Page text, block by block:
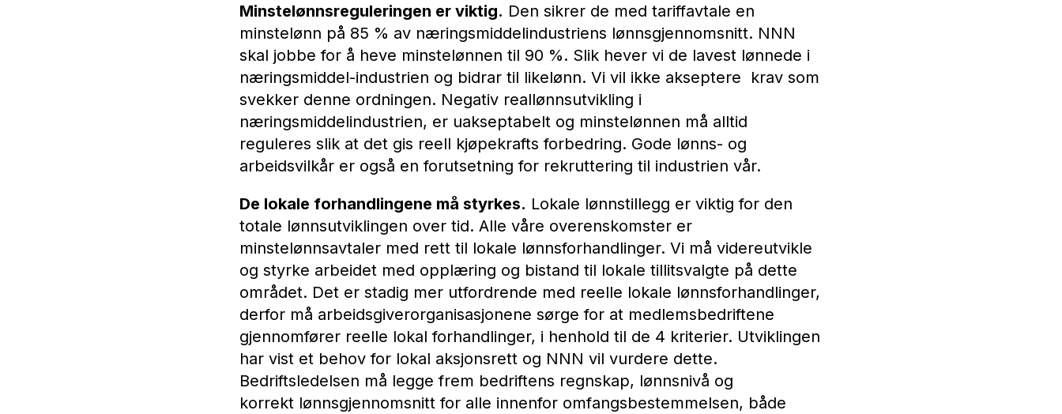
Minstelønnsreguleringen er viktig. Den sikrer de med tariffavtale en
minstelønn på 85 % av næringsmiddelindustriens lønnsgjennomsnitt. NNN
skal jobbe for å heve minstelønnen til 90 %. Slik hever vi de lavest lønnede i
næringsmiddel-industrien og bidrar til likelønn. Vi vil ikke akseptere krav som
svekker denne ordningen. Negativ reallønnsutvikling i
næringsmiddelindustrien, er uakseptabelt og minstelønnen må alltid
reguleres slik at det gis reell kjøpekrafts forbedring. Gode lønns- og
arbeidsvilkår er også en forutsetning for rekruttering til industrien vår.
De lokale forhandlingene må styrkes. Lokale lønnstillegg er viktig for den
totale lønnsutviklingen over tid. Alle våre overenskomster er
minstelønnsavtaler med rett til lokale lønnsforhandlinger. Vi må videreutvikle
og styrke arbeidet med opplæring og bistand til lokale tillitsvalgte på dette
området. Det er stadig mer utfordrende med reelle lokale lønnsforhandlinger,
derfor må arbeidsgiverorganisasjonene sørge for at medlemsbedriftene
gjennomfører reelle lokal forhandlinger, i henhold til de 4 kriterier. Utviklingen
har vist et behov for lokal aksjonsrett og NNN vil vurdere dette.
Bedriftsledelsen må legge frem bedriftens regnskap, lønnsnivå og
korrekt lønnsgjennomsnitt for alle innenfor omfangsbestemmelsen, både